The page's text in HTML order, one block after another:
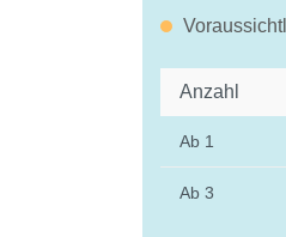
Anzahl
Ab 1
Ab 3